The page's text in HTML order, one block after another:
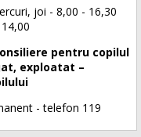
joi - 8,00 - 16,30
pentru copilul
exploatat –
- telefon 119